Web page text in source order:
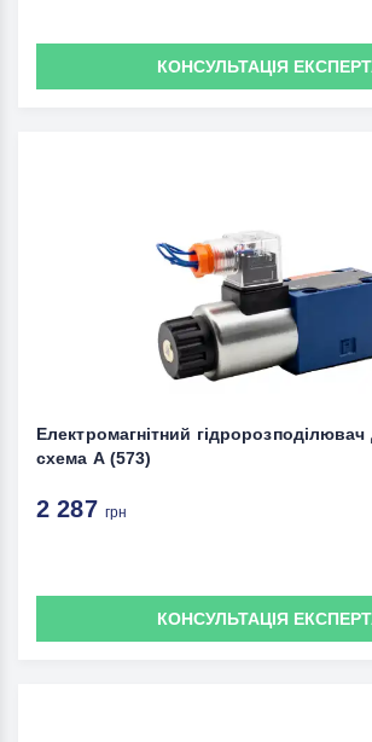
КОНСУЛЬТАЦІЯ
Електромагнітний гідророзподілювач
схема А (573)
2 287 грн
КОНСУЛЬТАЦІЯ